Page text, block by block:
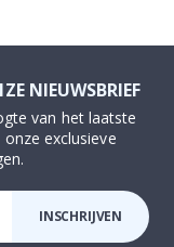
NIEUWSBRIEF
van het laatste
exclusieve
INSCHRIJVEN